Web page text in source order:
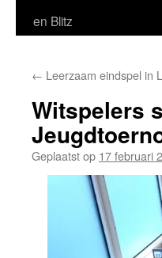
en Blitz
← Leerzaam eindspel in
Witspelers
Geplaatst op 17 februari